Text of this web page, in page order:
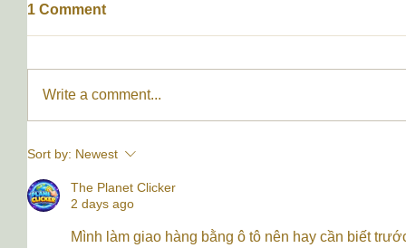
1 Comment
Write a comment...
Sort by: Newest
The Planet Clicker
2 days ago
Mình làm giao hàng bằng ô tô nên hay cần biết